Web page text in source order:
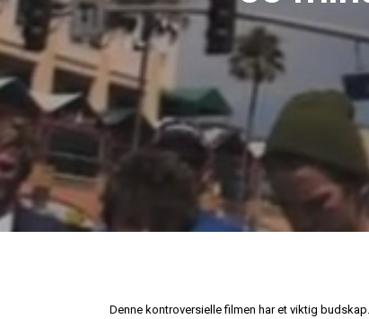
Denne kontroversielle filmen har et viktig